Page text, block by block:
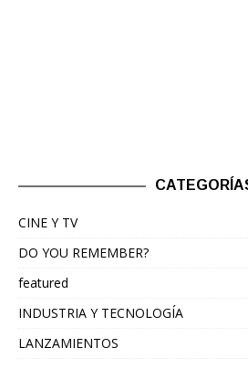
CINE Y TV
DO YOU REMEMBER?
featured
INDUSTRIA Y TECNOLOGÍA
LANZAMIENTOS